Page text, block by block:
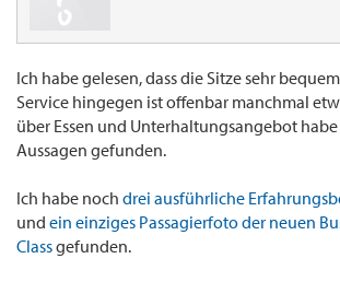
Ich habe gelesen, dass die Sitze sehr
Service hingegen ist offenbar manchmal
über Essen und Unterhaltungsangebot
Aussagen gefunden.
Ich habe noch drei ausführliche
und ein einziges Passagierfoto der neuen
Classgefunden.